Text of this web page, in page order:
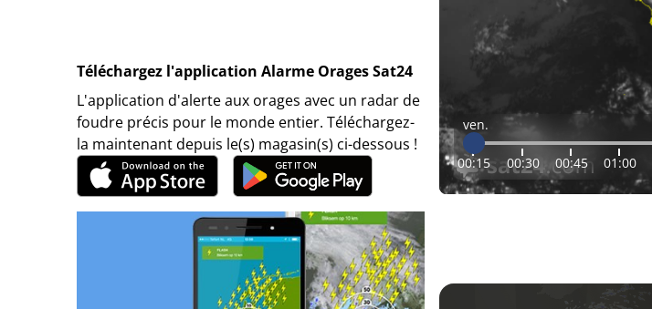
Téléchargez l'application Alarme Orages Sat24
L'application d'alerte aux orages avec un radar de
foudre précis pour le monde entier. Téléchargez-
la maintenant depuis le(s) magasin(s) ci-dessous !
ven.
00:15 00:30 00:45 01:00